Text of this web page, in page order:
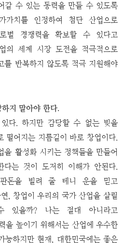
갈 수 있는 동력을 만들 수 있도록
가치를 인정하여 첨단 산업으로
벌 경쟁력을 확보할 수 있다고
의 세계 시장 도전을 적극적으로
를 반복하지 않도록 적극 지원해야
지 말아야 한다.
다. 하지만 감당할 수 없는 빚을
떨어지는 지름길이 바로 창업이다.
을 활성화 시키는 정책들을 만들어
다는 것이 도저히 이해가 안된다.
돈을 빌려 줄 테니 운을 믿고
, 창업이 우리의 국가 산업을 살릴
을까? 나는 절대 아니라고
을 높이기 위해서는 산업에 우수한
능하지만 현재, 대한민국에는 좋은